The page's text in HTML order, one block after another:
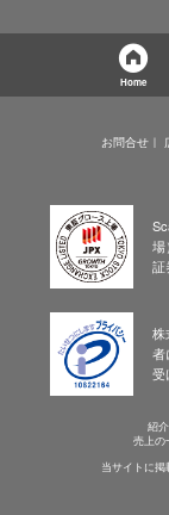
Home
お問合せ
場
証
株
者
受
紹
売上の
当サイトに掲